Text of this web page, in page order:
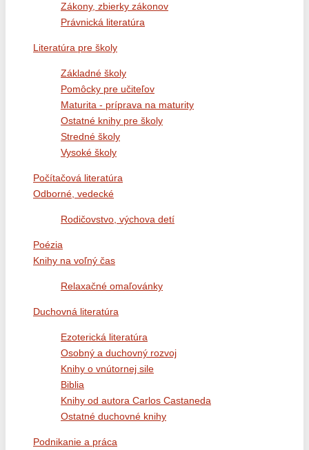
Zákony, zbierky zákonov
Právnická literatúra
Literatúra pre školy
Základné školy
Pomôcky pre učiteľov
Maturita - príprava na maturity
Ostatné knihy pre školy
Stredné školy
Vysoké školy
Počítačová literatúra
Odborné, vedecké
Rodičovstvo, výchova detí
Poézia
Knihy na voľný čas
Relaxačné omaľovánky
Duchovná literatúra
Ezoterická literatúra
Osobný a duchovný rozvoj
Knihy o vnútornej sile
Biblia
Knihy od autora Carlos Castaneda
Ostatné duchovné knihy
Podnikanie a práca